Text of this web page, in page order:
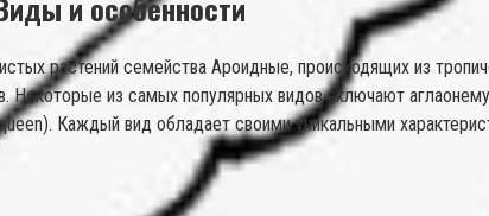
растений семейства Ароидные, происходящих из
Некоторые из самых популярных видов включают
Каждый вид обладает своими уникальными